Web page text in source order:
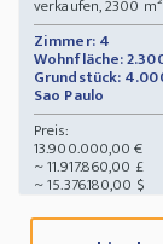
verkaufen, 2300
Zimmer: 4
Wohnfläche:
Grundstück:
Sao Paulo
Preis:
13.900.000,00 €
~ 11.917.860,00 £
~ 15.376.180,00 $